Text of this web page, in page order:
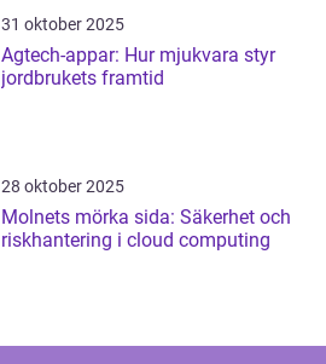
31 oktober 2025
Agtech-appar: Hur mjukvara styr
jordbrukets framtid
28 oktober 2025
Molnets mörka sida: Säkerhet och
riskhantering i cloud computing